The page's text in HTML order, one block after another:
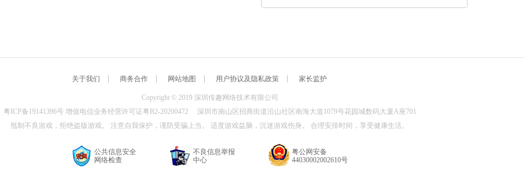
关于我们 商务合作 网站地图 用户协议及隐私政策 家长监护
Copyright © 2019 深圳传趣网络技术有限公司
粤ICP备19141396号 增值电信业务经营许可证粤B2-20200472 深圳市南山区招商街道沿山社区南海大道1079号花园城数码大厦A座701
抵制不良游戏，拒绝盗版游戏。 注意自我保护，谨防受骗上当。 适度游戏益脑，沉迷游戏伤身。 合理安排时间，享受健康生活。
公共信息安全
网络检查
不良信息举报
中心
粤公网安备
44030002002610号